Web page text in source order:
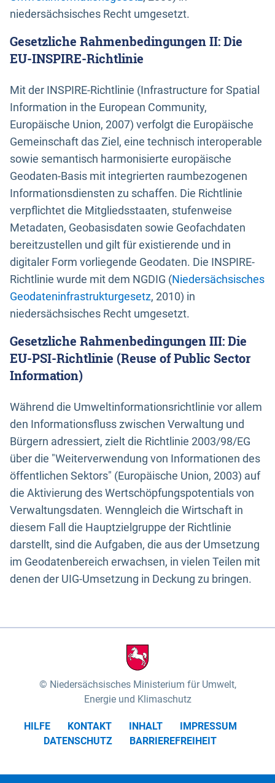
niedersächsisches Recht umgesetzt.
Gesetzliche Rahmenbedingungen II: Die
EU-INSPIRE-Richtlinie
Mit der INSPIRE-Richtlinie (Infrastructure for Spatial
Information in the European Community,
Europäische Union, 2007) verfolgt die Europäische
Gemeinschaft das Ziel, eine technisch interoperable
sowie semantisch harmonisierte europäische
Geodaten-Basis mit integrierten raumbezogenen
Informationsdiensten zu schaffen. Die Richtlinie
verpflichtet die Mitgliedsstaaten, stufenweise
Metadaten, Geobasisdaten sowie Geofachdaten
bereitzustellen und gilt für existierende und in
digitaler Form vorliegende Geodaten. Die INSPIRE-
Richtlinie wurde mit dem NGDIG (Niedersächsisches
Geodateninfrastrukturgesetz, 2010) in
niedersächsisches Recht umgesetzt.
Gesetzliche Rahmenbedingungen III: Die
EU-PSI-Richtlinie (Reuse of Public Sector
Information)
Während die Umweltinformationsrichtlinie vor allem
den Informationsfluss zwischen Verwaltung und
Bürgern adressiert, zielt die Richtlinie 2003/98/EG
über die "Weiterverwendung von Informationen des
öffentlichen Sektors" (Europäische Union, 2003) auf
die Aktivierung des Wertschöpfungspotentials von
Verwaltungsdaten. Wenngleich die Wirtschaft in
diesem Fall die Hauptzielgruppe der Richtlinie
darstellt, sind die Aufgaben, die aus der Umsetzung
im Geodatenbereich erwachsen, in vielen Teilen mit
denen der UIG-Umsetzung in Deckung zu bringen.
Niedersächsisches Ministerium für Umwelt,
Energie und Klimaschutz
HILFE KONTAKT INHALT
IMPRESSUM
DATENSCHUTZ
BARRIEREFREIHEIT